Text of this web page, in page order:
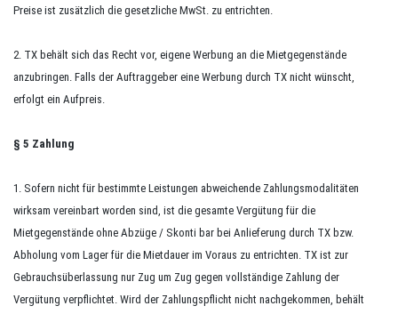
Preise ist zusätzlich die gesetzliche MwSt. zu entrichten.
2. TX behält sich das Recht vor, eigene Werbung an die Mietgegenstände
anzubringen. Falls der Auftraggeber eine Werbung durch TX nicht wünscht,
erfolgt ein Aufpreis.
§ 5 Zahlung
1. Sofern nicht für bestimmte Leistungen abweichende Zahlungsmodalitäten
wirksam vereinbart worden sind, ist die gesamte Vergütung für die
Mietgegenstände ohne Abzüge / Skonti bar bei Anlieferung durch TX bzw.
Abholung vom Lager für die Mietdauer im Voraus zu entrichten. TX ist zur
Gebrauchsüberlassung nur Zug um Zug gegen vollständige Zahlung der
Vergütung verpflichtet. Wird der Zahlungspflicht nicht nachgekommen, behält